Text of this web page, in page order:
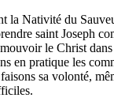
la Nativité du
saint Joseph
le Christ
en pratique les
sa volonté,